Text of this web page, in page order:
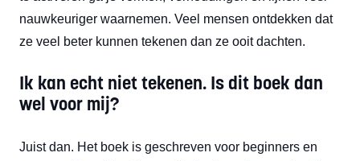
nauwkeuriger waarnemen. Veel mensen ontdekken dat
ze veel beter kunnen tekenen dan ze ooit dachten.
Ik kan echt niet tekenen. Is dit boek dan
wel voor mij?
Juist dan. Het boek is geschreven voor beginners en